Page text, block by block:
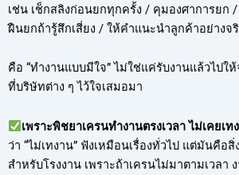
เช่น เช็กสลิงก่อนยกทุกครั้ง / คุมองศาการยก /
ฝืนยกถ้ารู้สึกเสี่ยง / ให้คำแนะนำลูกค้าอย่างจริ
คือ “ทำงานแบบมีใจ” ไม่ใช่แค่รับงานแล้วไปใ
ที่บริษัทต่าง ๆ ไว้ใจเสมอมา
เพราะพิชยาเครนทำงานตรงเวลา ไม่เคยเ
ว่า “ไม่เทงาน” ฟังเหมือนเรื่องทั่วไป แต่มันคือ
สำหรับโรงงาน เพราะถ้าเครนไม่มาตามเวลา